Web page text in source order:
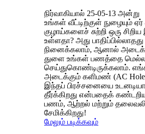
நிர்வாகியால் 25-05-13 அன்று
உங்கள் வீட்டிற்குள் நுழையும்
குழாய்களைச் சுற்றி ஒரு
உள்ளதா? அது
நினைக்கலாம், ஆனால்
துளை உங்கள் பணத்தை மெல்ல
செய்துகொண்டிருக்கலாம்.
அடைக்கும் களிமண் (AC Hole
இந்தப் பிரச்சனையை
தீர்க்கிறது என்பதைக்
பணம், ஆற்றல் மற்றும்
சேமிக்கிறது!
மேலும் படிக்கவும்